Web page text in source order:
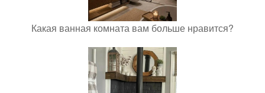
Какая ванная комната вам больше нравится?